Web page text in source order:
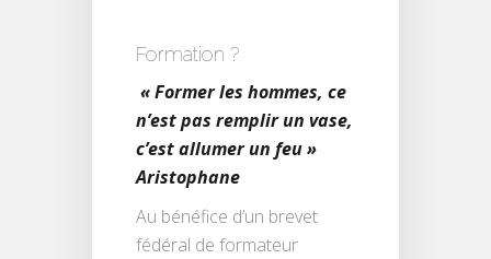
Formation ?
« Former les hommes, ce
n’est pas remplir un vase,
c’est allumer un feu »
Aristophane
Au bénéfice d’un brevet
fédéral de formateur